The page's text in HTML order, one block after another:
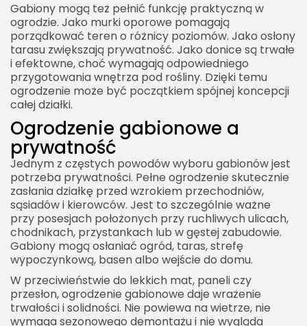
Gabiony mogą też pełnić funkcję praktyczną w
ogrodzie. Jako murki oporowe pomagają
porządkować teren o różnicy poziomów. Jako osłony
tarasu zwiększają prywatność. Jako donice są trwałe
i efektowne, choć wymagają odpowiedniego
przygotowania wnętrza pod rośliny. Dzięki temu
ogrodzenie może być początkiem spójnej koncepcji
całej działki.
Ogrodzenie gabionowe a
prywatność
Jednym z częstych powodów wyboru gabionów jest
potrzeba prywatności. Pełne ogrodzenie skutecznie
zasłania działkę przed wzrokiem przechodniów,
sąsiadów i kierowców. Jest to szczególnie ważne
przy posesjach położonych przy ruchliwych ulicach,
chodnikach, przystankach lub w gęstej zabudowie.
Gabiony mogą osłaniać ogród, taras, strefę
wypoczynkową, basen albo wejście do domu.
W przeciwieństwie do lekkich mat, paneli czy
przesłon, ogrodzenie gabionowe daje wrażenie
trwałości i solidności. Nie powiewa na wietrze, nie
wymaga sezonowego demontażu i nie wygląda